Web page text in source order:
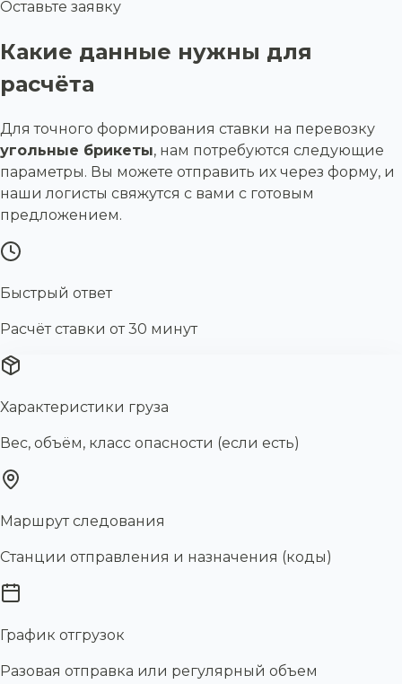
Оставьте заявку
Какие данные нужны для
расчёта
Для точного формирования ставки на перевозку
угольные брикеты, нам потребуются следующие
параметры. Вы можете отправить их через форму, и
наши логисты свяжутся с вами с готовым
предложением.
Быстрый ответ
Расчёт ставки от 30 минут
Характеристики груза
Вес, объём, класс опасности (если есть)
Маршрут следования
Станции отправления и назначения (коды)
График отгрузок
Разовая отправка или регулярный объем